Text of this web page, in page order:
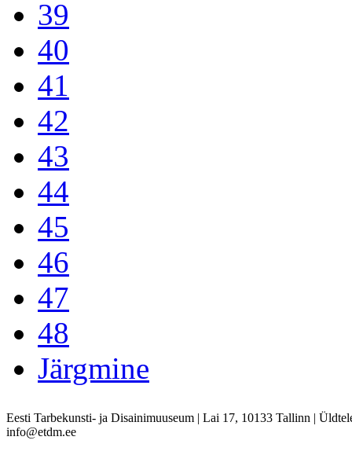
39
40
41
42
43
44
45
46
47
48
Järgmine
Eesti Tarbekunsti- ja Disainimuuseum | Lai 17, 10133 Tallinn |
info@etdm.ee